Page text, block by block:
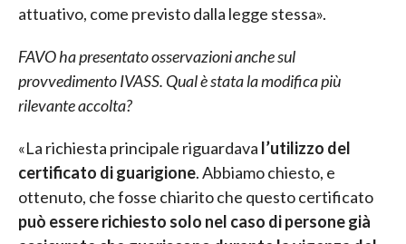
attuativo, come previsto dalla legge stessa».
FAVO ha presentato osservazioni anche sul
provvedimento IVASS. Qual è stata la modifica più
rilevante accolta?
«La richiesta principale riguardava l’utilizzo del
certificato di guarigione. Abbiamo chiesto, e
ottenuto, che fosse chiarito che questo certificato
può essere richiesto solo nel caso di persone già